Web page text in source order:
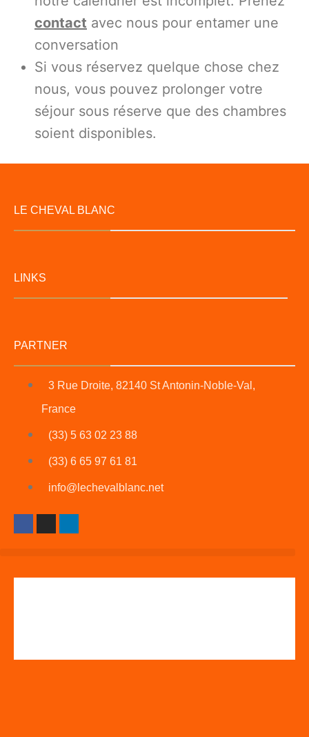
contact avec nous pour entamer une
conversation
Si vous réservez quelque chose chez
nous, vous pouvez prolonger votre
séjour sous réserve que des chambres
soient disponibles.
LE CHEVAL BLANC
LINKS
PARTNER
3 Rue Droite, 82140 St Antonin-Noble-Val,
France
(33) 5 63 02 23 88
(33) 6 65 97 61 81
info@lechevalblanc.net